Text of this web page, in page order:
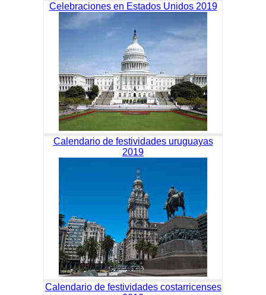
Celebraciones en Estados Unidos 2019
Calendario de festividades uruguayas
2019
Calendario de festividades costarricenses